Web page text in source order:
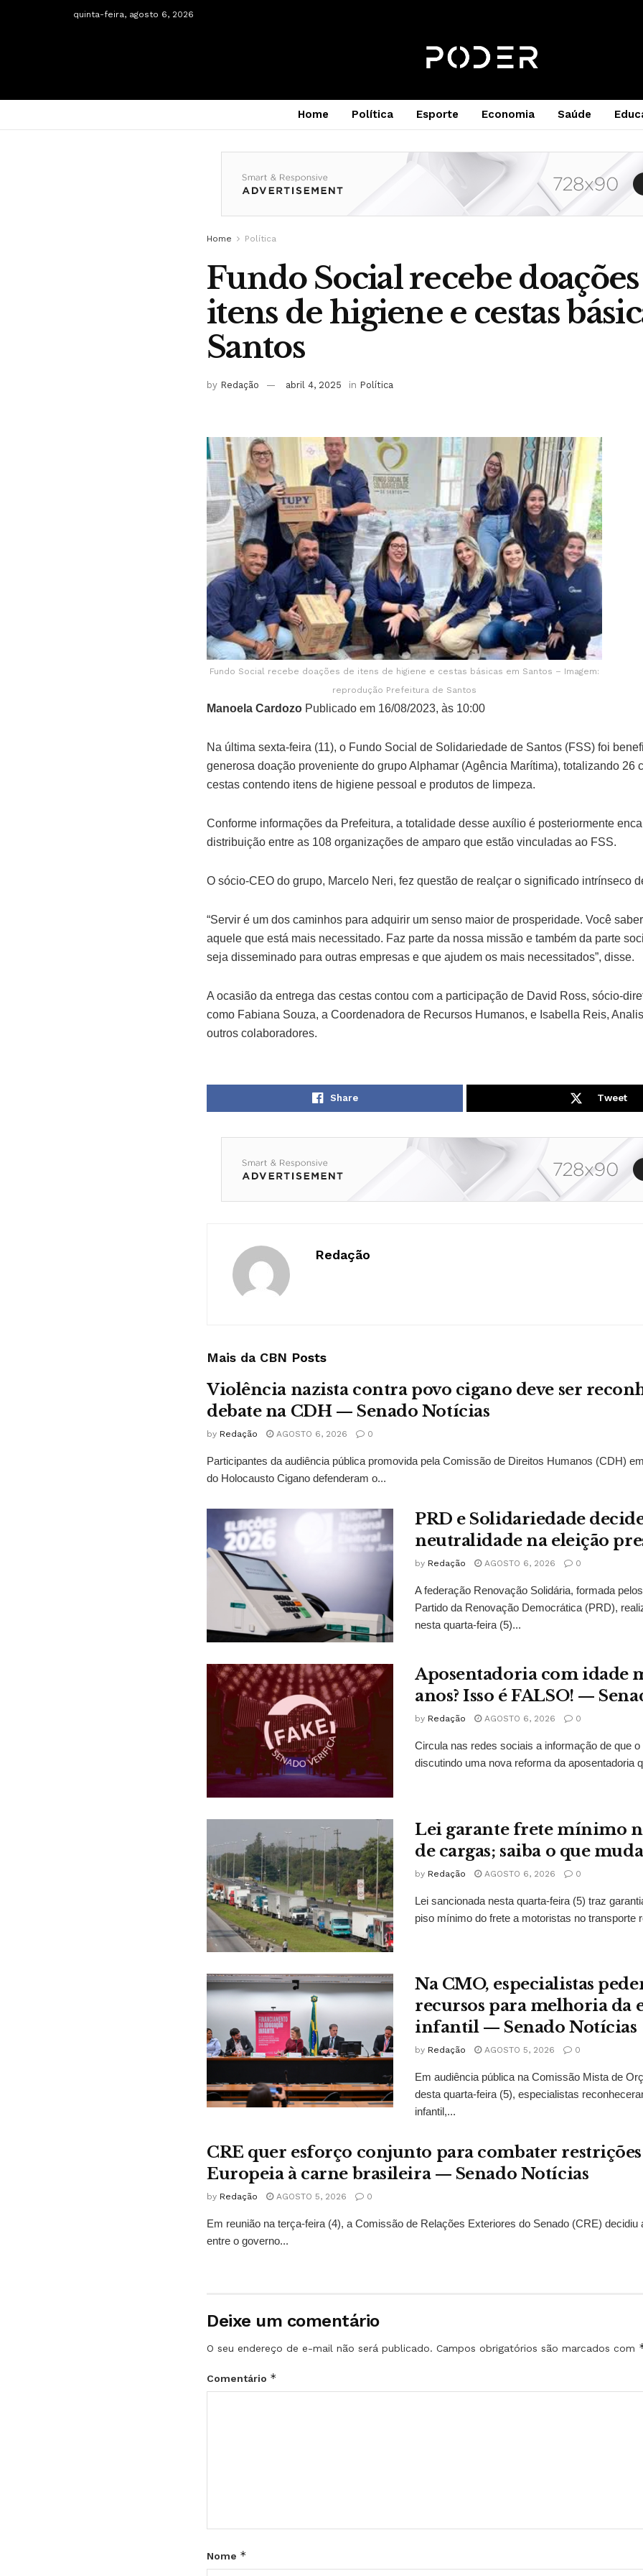
quinta-feira, agosto 6, 2026
Home Política Esporte Economia Saúde
Home Política
Fundo Social recebe
itens de higiene e cestas
Santos
by Redação abril 4, 2025 in Política
Fundo Social recebe doações de itens de higiene e cestas básicas em Santos – Imagem:
reprodução Prefeitura de Santos
Manoela Cardozo Publicado em 16/08/2023, às 10:00
Na última sexta-feira (11), o Fundo Social de Solidariedade de Santos (FSS) foi
generosa doação proveniente do grupo Alphamar (Agência Marítima), totalizando 26
cestas contendo itens de higiene pessoal e produtos de limpeza.
Conforme informações da Prefeitura, a totalidade desse auxílio é posteriormente
distribuição entre as 108 organizações de amparo que estão vinculadas ao FSS.
O sócio-CEO do grupo, Marcelo Neri, fez questão de realçar o significado intrínseco
“Servir é um dos caminhos para adquirir um senso maior de prosperidade. Você
aquele que está mais necessitado. Faz parte da nossa missão e também da parte
seja disseminado para outras empresas e que ajudem os mais necessitados”, disse.
A ocasião da entrega das cestas contou com a participação de David Ross, sócio-
como Fabiana Souza, a Coordenadora de Recursos Humanos, e Isabella Reis,
outros colaboradores.
Share Tweet
Redação
Mais da CBN Posts
Violência nazista contra povo cigano deve ser
debate na CDH — Senado Notícias
by Redação AGOSTO 6, 2026 0
Participantes da audiência pública promovida pela Comissão de Direitos Humanos (CDH)
do Holocausto Cigano defenderam o...
PRD e Solidariedade
neutralidade na eleição
by Redação AGOSTO 6, 2026 0
A federação Renovação Solidária, formada
Partido da Renovação Democrática (PRD),
nesta quarta-feira (5)...
Aposentadoria com idade
anos? Isso é FALSO! —
by Redação AGOSTO 6, 2026 0
Circula nas redes sociais a informação de que
discutindo uma nova reforma da aposentadoria
Lei garante frete mínimo
de cargas; saiba o que muda
by Redação AGOSTO 6, 2026 0
Lei sancionada nesta quarta-feira (5) traz
piso mínimo do frete a motoristas no transporte
Na CMO, especialistas
recursos para melhoria da
infantil — Senado Notícias
by Redação AGOSTO 5, 2026 0
Em audiência pública na Comissão Mista de
desta quarta-feira (5), especialistas
infantil,...
CRE quer esforço conjunto para combater
Europeia à carne brasileira — Senado Notícias
by Redação AGOSTO 5, 2026 0
Em reunião na terça-feira (4), a Comissão de Relações Exteriores do Senado (CRE) decidiu
entre o governo...
Deixe um comentário
O seu endereço de e-mail não será publicado. Campos obrigatórios são marcados com
Comentário *
Nome *